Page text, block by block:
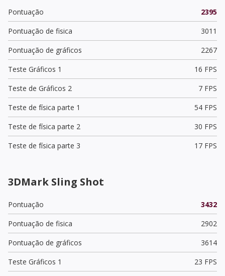
Pontuação
2395
Pontuação de fisica
3011
Pontuação de gráficos
2267
Teste Gráficos 1
16 FPS
Teste de Gráficos 2
7 FPS
Teste de física parte 1
54 FPS
Teste de física parte 2
30 FPS
Teste de física parte 3
17 FPS
3DMark Sling Shot
Pontuação
3432
Pontuação de fisica
2902
Pontuação de gráficos
3614
Teste Gráficos 1
23 FPS